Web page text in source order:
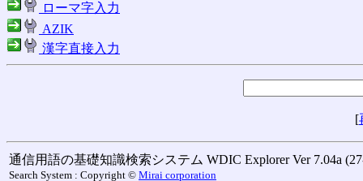
ローマ字入力
AZIK
漢字直接入力
[
通信用語の基礎知識検索システム WDIC Explorer Ver 7.04a
Search System : Copyright © Mirai corporation